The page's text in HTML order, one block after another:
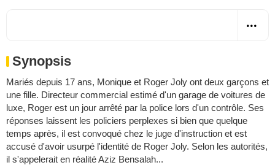
Synopsis
Mariés depuis 17 ans, Monique et Roger Joly ont deux garçons et
une fille. Directeur commercial estimé d'un garage de voitures de
luxe, Roger est un jour arrêté par la police lors d'un contrôle. Ses
réponses laissent les policiers perplexes si bien que quelque
temps après, il est convoqué chez le juge d'instruction et est
accusé d'avoir usurpé l'identité de Roger Joly. Selon les autorités,
il s'appelerait en réalité Aziz Bensalah...